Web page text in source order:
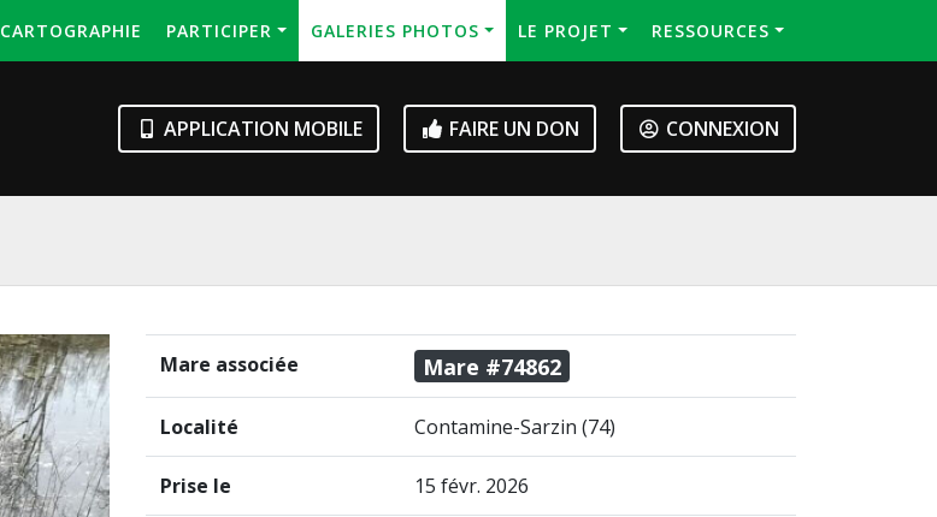
CARTOGRAPHIE PARTICIPER GALERIES PHOTOS LE PROJET RESSOURCES
APPLICATION MOBILE FAIRE UN DON CONNEXION
Mare associée Mare #74862
Localité Contamine-Sarzin (74)
Prise le 15 févr. 2026